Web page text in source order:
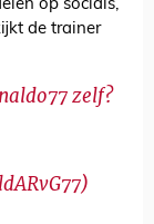
op socials,
de trainer
zelf?